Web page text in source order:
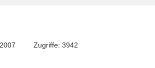
Zugriffe: 3942